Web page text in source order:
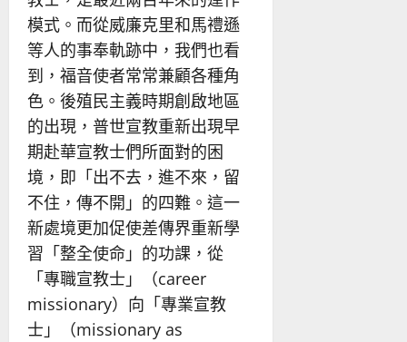
模式。而從威廉克里和馬禮遜
等人的事奉軌跡中，我們也看
到，福音使者常常兼顧各種角
色。後殖民主義時期創啟地區
的出現，普世宣教重新出現早
期赴華宣教士們所面對的困
境，即「出不去，進不來，留
不住，傳不開」的四難。這一
新處境更加促使差傳界重新學
習「整全使命」的功課，從
「專職宣教士」（career
missionary）向「專業宣教
士」（missionary as